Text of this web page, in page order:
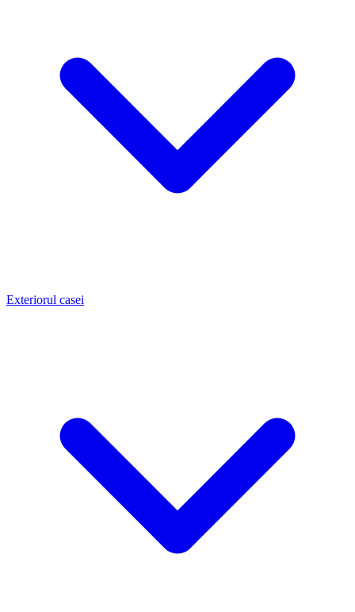
Exteriorul casei